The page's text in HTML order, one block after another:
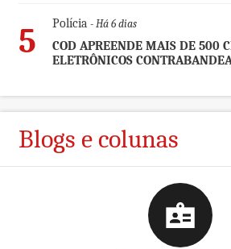
5 Polícia - Há 6 dias
COD APREENDE MAIS DE 500
ELETRÔNICOS
Blogs e colunas